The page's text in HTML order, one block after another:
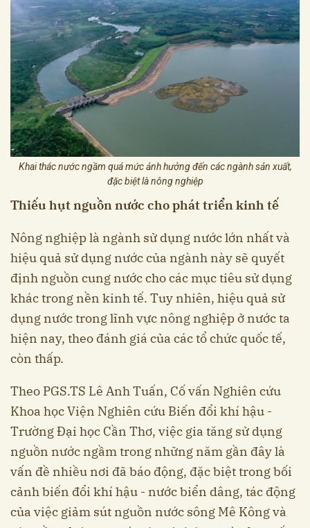
Khai thác nước ngầm quá mức ảnh hưởng đến các ngành sản xuất,
đặc biệt là nông nghiệp
Thiếu hụt nguồn nước cho phát triển kinh tế
Nông nghiệp là ngành sử dụng nước lớn nhất và
hiệu quả sử dụng nước của ngành này sẽ quyết
định nguồn cung nước cho các mục tiêu sử dụng
khác trong nền kinh tế. Tuy nhiên, hiệu quả sử
dụng nước trong lĩnh vực nông nghiệp ở nước ta
hiện nay, theo đánh giá của các tổ chức quốc tế,
còn thấp.
Theo PGS.TS Lê Anh Tuấn, Cố vấn Nghiên cứu
Khoa học Viện Nghiên cứu Biến đổi khí hậu -
Trường Đại học Cần Thơ, việc gia tăng sử dụng
nguồn nước ngầm trong những năm gần đây là
vấn đề nhiều nơi đã báo động, đặc biệt trong bối
cảnh biến đổi khí hậu - nước biển dâng, tác động
của việc giảm sút nguồn nước sông Mê Kông và